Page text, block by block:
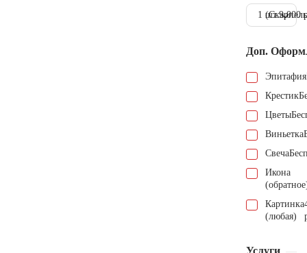
1 шт.9.000
Доп.
Эпитафия
Крестик
Цветы
Виньетка
Свеча
Икона
Картинка
(любая)
Услуги